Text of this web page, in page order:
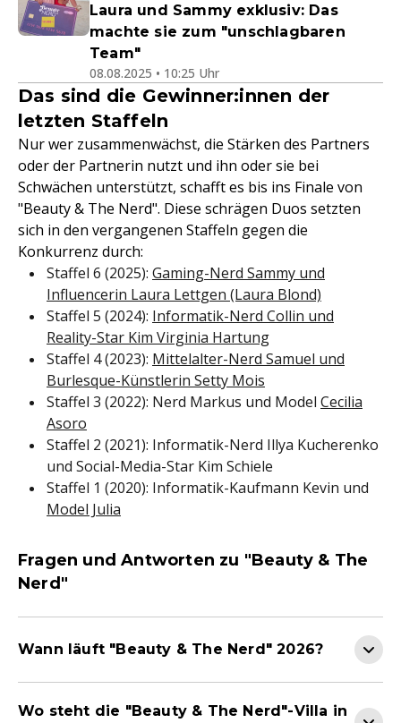
Laura und Sammy exklusiv: Das
machte sie zum "unschlagbaren
Team"
08.08.2025 • 10:25 Uhr
Das sind die Gewinner:innen der
letzten Staffeln
Nur wer zusammenwächst, die Stärken des Partners
oder der Partnerin nutzt und ihn oder sie bei
Schwächen unterstützt, schafft es bis ins Finale von
"Beauty & The Nerd". Diese schrägen Duos setzten
sich in den vergangenen Staffeln gegen die
Konkurrenz durch:
Staffel 6 (2025): Gaming-Nerd Sammy und
Influencerin Laura Lettgen (Laura Blond)
Staffel 5 (2024): Informatik-Nerd Collin und
Reality-Star Kim Virginia Hartung
Staffel 4 (2023): Mittelalter-Nerd Samuel und
Burlesque-Künstlerin Setty Mois
Staffel 3 (2022): Nerd Markus und Model Cecilia
Asoro
Staffel 2 (2021): Informatik-Nerd Illya Kucherenko
und Social-Media-Star Kim Schiele
Staffel 1 (2020): Informatik-Kaufmann Kevin und
Model Julia
Fragen und Antworten zu "Beauty & The
Nerd"
Wann läuft "Beauty & The Nerd" 2026?
Wo steht die "Beauty & The Nerd"-Villa in